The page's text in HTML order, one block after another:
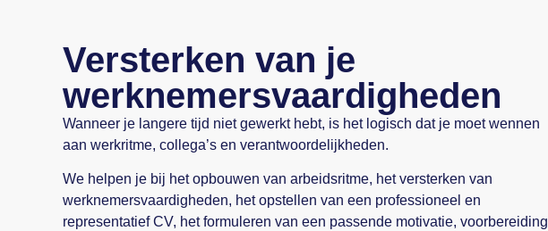
Versterken van je
werknemersvaardigheden
Wanneer je langere tijd niet gewerkt hebt, is het logisch dat je moet wennen
aan werkritme, collega’s en verantwoordelijkheden.
We helpen je bij het opbouwen van arbeidsritme, het versterken van
werknemersvaardigheden, het opstellen van een professioneel en
representatief CV, het formuleren van een passende motivatie, voorbereiding